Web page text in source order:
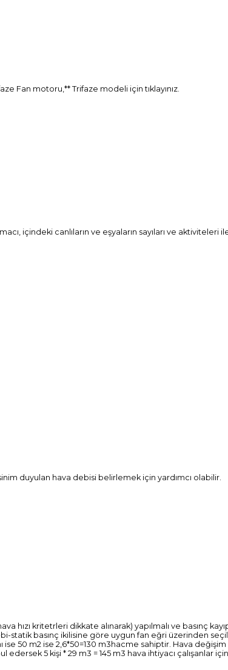
Fan motoru,** Trifaze modeli içintıklayınız.
içindeki canlıların ve eşyaların sayıları ve
duyulan hava debisi belirlemek için yardımcı olabilir.
kritetrleri dikkate alınarak) yapılmalı ve basınç
statik basınç ikilisine göre uygun fan eğri üzerinden
ise 50 m2 ise 2,6*50=130 m3hacme sahiptir. Hava
edersek 5 kişi * 29 m3 = 145 m3 hava ihtiyacı çalışanlar